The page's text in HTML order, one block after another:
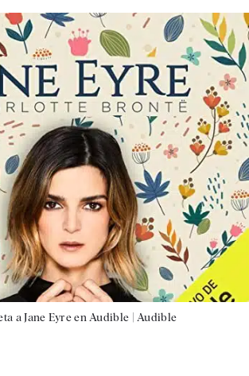
a Jane Eyre en Audible | Audible